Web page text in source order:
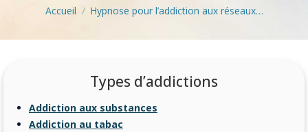
Vous êtes ici :
Accueil Hypnose pour l’addiction aux réseaux…
Types d’addictions
Addiction aux substances
Addiction au tabac